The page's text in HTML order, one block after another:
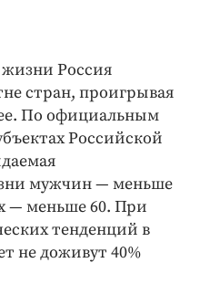
Россия
стран, проигрывая
По официальным
Российской
мужчин — меньше
— меньше 60. При
тенденций в
не доживут 40%